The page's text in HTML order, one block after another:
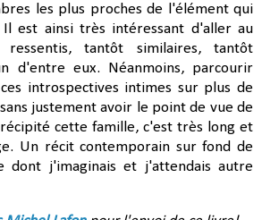
les plus proches de l'élément qui
Il est ainsi très intéressant d'aller au
tantôt similaires, tantôt
d'entre eux. Néanmoins, parcourir
introspectives intimes sur plus de
justement avoir le point de vue de
cette famille, c'est très long et
Un récit contemporain sur fond de
dont j'imaginais et j'attendais autre